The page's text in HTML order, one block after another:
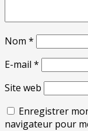
Nom *
E-mail *
Site web
Enregistrer
navigateur pour